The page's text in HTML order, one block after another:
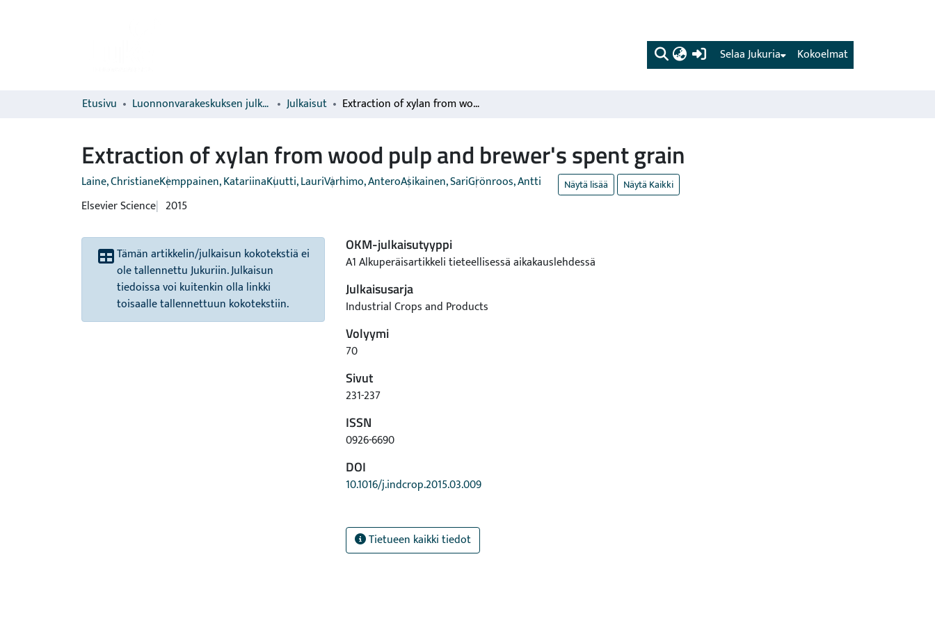
(current) Kokoelmat
Selaa Jukuria
Etusivu Luonnonvarakeskuksen julkaisut Julkaisut Extraction of xylan from wood pulp and brewer's spent grain
Extraction of xylan from wood pulp and brewer's spent grain
Laine, ChristianeKemppainen, KatariinaKuutti, LauriVarhimo, AnteroAsikainen, SariGrönroos, Antti Näytä lisää Näytä Kaikki
Elsevier Science 2015
Tämän artikkelin/julkaisun kokotekstiä ei
ole tallennettu Jukuriin. Julkaisun
tiedoissa voi kuitenkin olla linkki
toisaalle tallennettuun kokotekstiin.
OKM-julkaisutyyppi
A1 Alkuperäisartikkeli tieteellisessä aikakauslehdessä
Julkaisusarja
Industrial Crops and Products
Volyymi
70
Sivut
231-237
ISSN
0926-6690
DOI
10.1016/j.indcrop.2015.03.009
Tietueen kaikki tiedot